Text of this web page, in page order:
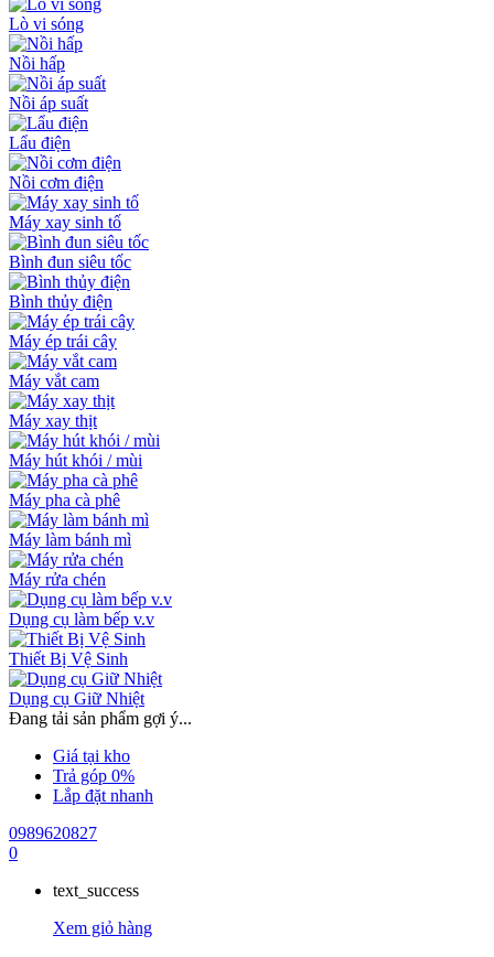
Lò vi sóng
Nồi hấp
Nồi áp suất
Lẩu điện
Nồi cơm điện
Máy xay sinh tố
Bình đun siêu tốc
Bình thủy điện
Máy ép trái cây
Máy vắt cam
Máy xay thịt
Máy hút khói / mùi
Máy pha cà phê
Máy làm bánh mì
Máy rửa chén
Dụng cụ làm bếp v.v
Thiết Bị Vệ Sinh
Dụng cụ Giữ Nhiệt
Đang tải sản phẩm gợi ý...
Giá tại kho
Trả góp 0%
Lắp đặt nhanh
0989620827
0
text_success
Xem giỏ hàng